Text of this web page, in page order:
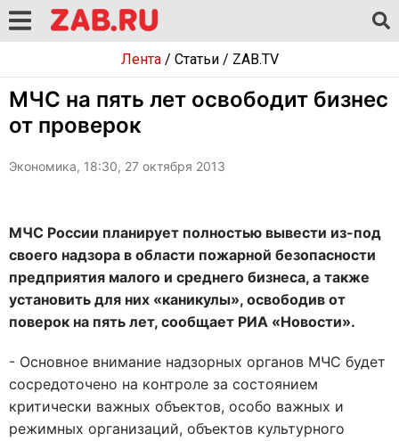
Лента/ Статьи/ ZAB.TV
МЧС на пять лет освободит бизнес
от проверок
Экономика, 18:30, 27 октября 2013
МЧС России планирует полностью вывести из-под
своего надзора в области пожарной безопасности
предприятия малого и среднего бизнеса, а также
установить для них «каникулы», освободив от
поверок на пять лет, сообщает РИА «Новости».
- Основное внимание надзорных органов МЧС будет
сосредоточено на контроле за состоянием
критически важных объектов, особо важных и
режимных организаций, объектов культурного